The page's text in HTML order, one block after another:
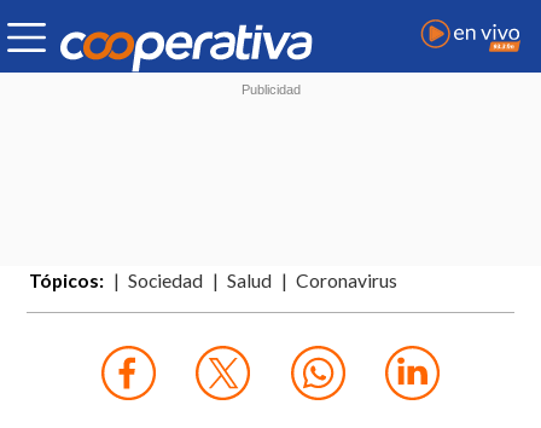
Tópicos: Sociedad Salud Coronavirus